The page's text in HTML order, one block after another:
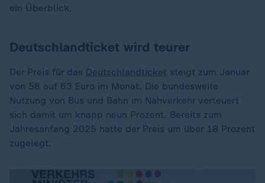
ein Überblick.
Deutschlandticket wird teurer
Der Preis für das Deutschlandticket steigt zum Januar
von 58 auf 63 Euro im Monat. Die bundesweite
Nutzung von Bus und Bahn im Nahverkehr verteuert
sich damit um knapp neun Prozent. Bereits zum
Jahresanfang 2025 hatte der Preis um über 18 Prozent
zugelegt.